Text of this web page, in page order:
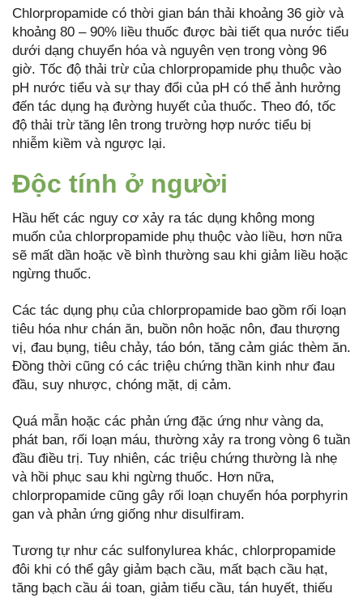
Chlorpropamide có thời gian bán thải khoảng 36 giờ và
khoảng 80 – 90% liều thuốc được bài tiết qua nước tiểu
dưới dạng chuyển hóa và nguyên vẹn trong vòng 96
giờ. Tốc độ thải trừ của chlorpropamide phụ thuộc vào
pH nước tiểu và sự thay đổi của pH có thể ảnh hưởng
đến tác dụng hạ đường huyết của thuốc. Theo đó, tốc
độ thải trừ tăng lên trong trường hợp nước tiểu bị
nhiễm kiềm và ngược lại.
Độc tính ở người
Hầu hết các nguy cơ xảy ra tác dụng không mong
muốn của chlorpropamide phụ thuộc vào liều, hơn nữa
sẽ mất dần hoặc về bình thường sau khi giảm liều hoặc
ngừng thuốc.
Các tác dụng phụ của chlorpropamide bao gồm rối loạn
tiêu hóa như chán ăn, buồn nôn hoặc nôn, đau thượng
vị, đau bụng, tiêu chảy, táo bón, tăng cảm giác thèm ăn.
Đồng thời cũng có các triệu chứng thần kinh như đau
đầu, suy nhược, chóng mặt, dị cảm.
Quá mẫn hoặc các phản ứng đặc ứng như vàng da,
phát ban, rối loạn máu, thường xảy ra trong vòng 6 tuần
đầu điều trị. Tuy nhiên, các triệu chứng thường là nhẹ
và hồi phục sau khi ngừng thuốc. Hơn nữa,
chlorpropamide cũng gây rối loạn chuyển hóa porphyrin
gan và phản ứng giống như disulfiram.
Tương tự như các sulfonylurea khác, chlorpropamide
đôi khi có thể gây giảm bạch cầu, mất bạch cầu hạt,
tăng bạch cầu ái toan, giảm tiểu cầu, tán huyết, thiếu